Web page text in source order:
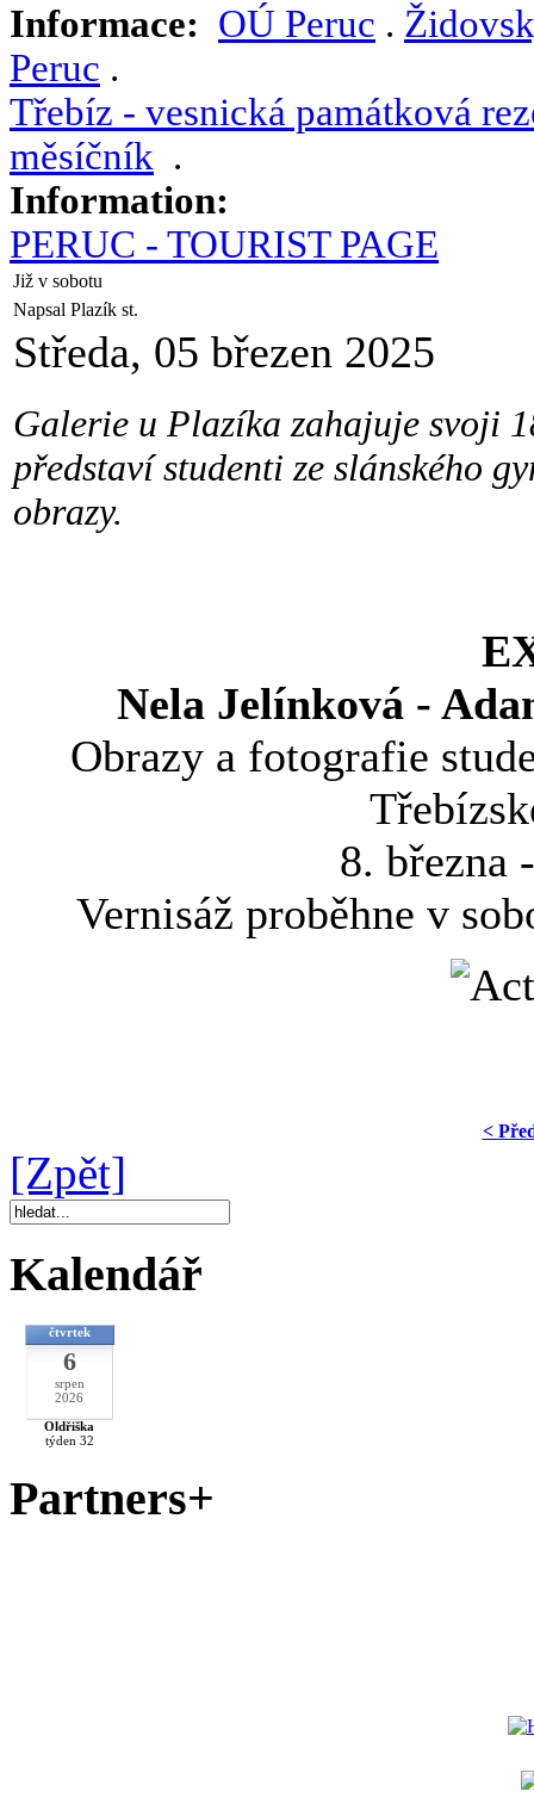
Informace: OÚ Peruc .
Peruc .
Třebíz - vesnická památková
měsíčník .
Information:
PERUC - TOURIST PAGE
Již v sobotu
Napsal Plazík st.
Středa, 05 březen 2025
Galerie u Plazíka zahajuje svoji
představí studenti ze slánského
obrazy.
Nela Jelínková -
Obrazy a fotografie
8. března
Vernisáž proběhne v
<
[Zpět]
Kalendář
čtvrtek
6
srpen
2026
Oldřiška
týden 32
Partners+